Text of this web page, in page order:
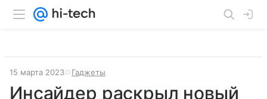
15 марта 2023 Гаджеты
Инсайдер раскрыл новый